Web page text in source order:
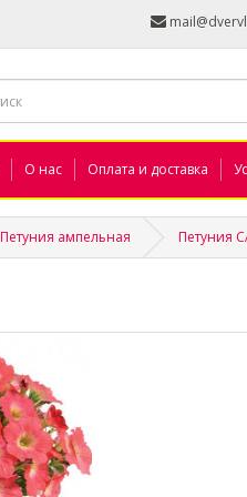
О нас Оплата и доставка
Петуния ампельная Петуния